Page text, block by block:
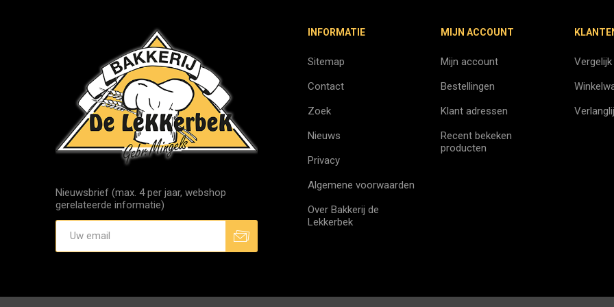
Nieuwsbrief (max. 4 per jaar, webshop
gerelateerde informatie)
INFORMATIE
Sitemap
Contact
Zoek
Nieuws
Privacy
Algemene voorwaarden
Over Bakkerij de
Lekkerbek
MIJN ACCOUNT
Mijn account
Bestellingen
Klant adressen
Recent bekeken
producten